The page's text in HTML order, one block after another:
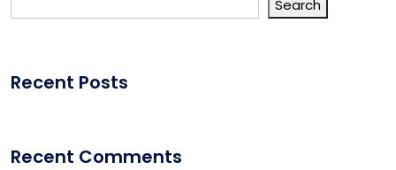
Search
Recent Posts
Recent Comments